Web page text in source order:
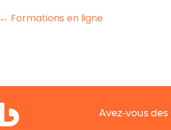
← Formations en ligne
Avez-vous